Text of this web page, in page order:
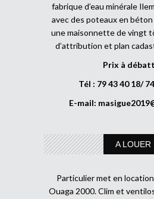
fabrique d’eau minérale
avec des poteaux en
une maisonnette de vingt
d’attribution et plan
Prix à
Tél : 79 43 40 18/
E-mail:
A LOUER
Particulier met en location
Ouaga 2000. Clim et